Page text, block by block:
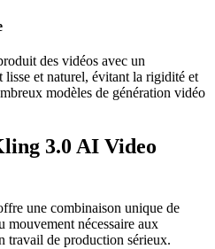
des vidéos avec un
et naturel, évitant la rigidité et
modèles de génération vidéo
3.0 AI Video
une combinaison unique de
mouvement nécessaire aux
travail de production sérieux.